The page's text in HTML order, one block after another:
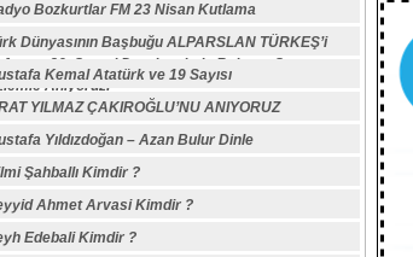
Bozkurtlar FM 23 Nisan Kutlama
Dünyasının Başbuğu ALPARSLAN TÜRKEŞ’i
29. Sene-i Devriyesinde Rahmet,Saygı ve
Anıyoruz.
Kemal Atatürk ve 19 Sayısı
YILMAZ ÇAKIROĞLU’NU ANIYORUZ
Yıldızdoğan – Azan Bulur Dinle
Şahballı Kimdir ?
Ahmet Arvasi Kimdir ?
Edebali Kimdir ?